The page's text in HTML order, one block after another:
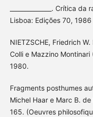
______________. Crítica
Lisboa: Edições 70, 1986
NIETZSCHE, Friedrich
Colli e Mazzino Montinari
1980.
Fragments posthumes
Michel Haar e Marc B.
165. (Oeuvres